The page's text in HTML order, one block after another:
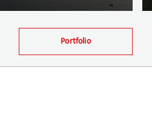
Portfolio